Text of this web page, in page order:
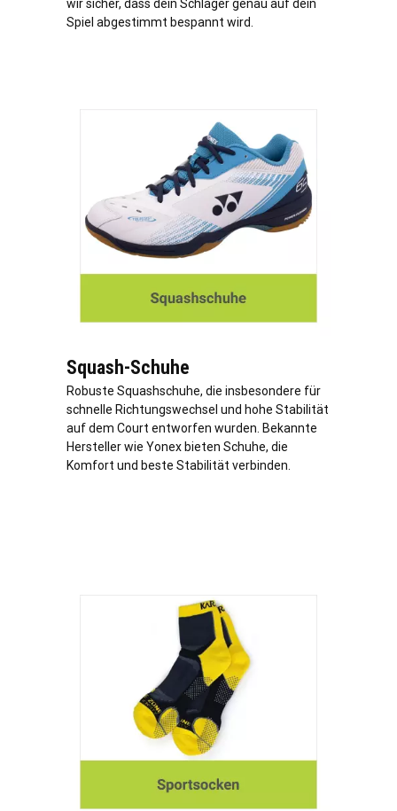
wir sicher, dass dein Schläger genau auf dein
Spiel abgestimmt bespannt wird.
Squash-Schuhe
Robuste Squashschuhe, die insbesondere für
schnelle Richtungswechsel und hohe Stabilität
auf dem Court entworfen wurden. Bekannte
Hersteller wie Yonex bieten Schuhe, die
Komfort und beste Stabilität verbinden.